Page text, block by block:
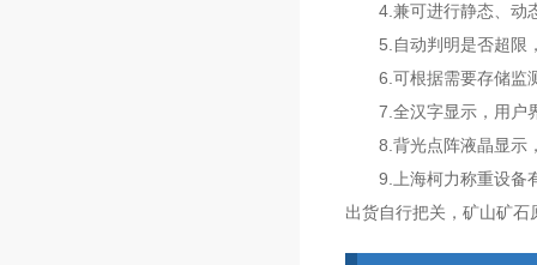
4.兼可进行静态、动
5.自动判明是否超限
6.可根据需要存储监测
7.全汉字显示，用户界
8.背光点阵液晶显示，
9.上海柯力称重设备有
出货自行把关，矿山矿